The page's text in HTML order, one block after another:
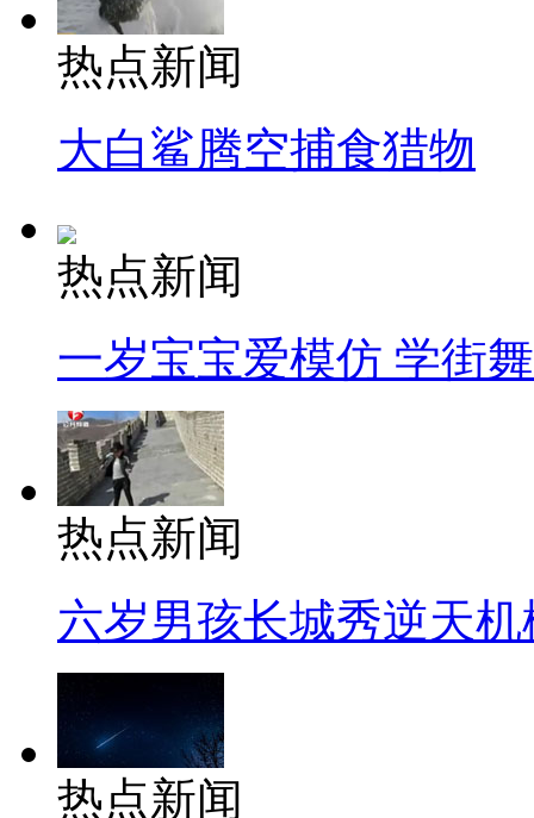
热点新闻
大白鲨腾空捕食猎物
热点新闻
一岁宝宝爱模仿 学街
热点新闻
六岁男孩长城秀逆天机
热点新闻